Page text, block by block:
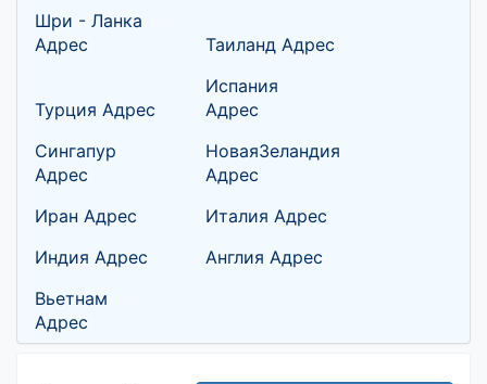
Шри - Ланка
Адрес
Таиланд Адрес
Турция Адрес
Испания
Адрес
Сингапур
Адрес
НоваяЗеландия
Адрес
Иран Адрес
Италия Адрес
Индия Адрес
Англия Адрес
Вьетнам
Адрес